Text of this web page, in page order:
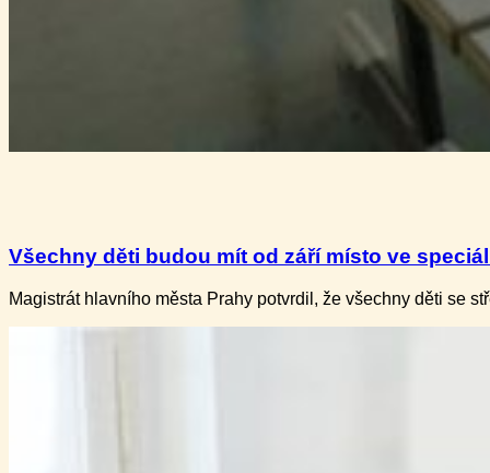
Všechny děti budou mít od září místo ve
Magistrát hlavního města Prahy potvrdil, že všechny děti​ se